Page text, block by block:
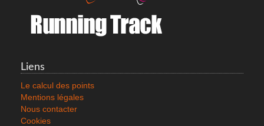
Liens
Le calcul des points
Mentions légales
Nous contacter
Cookies